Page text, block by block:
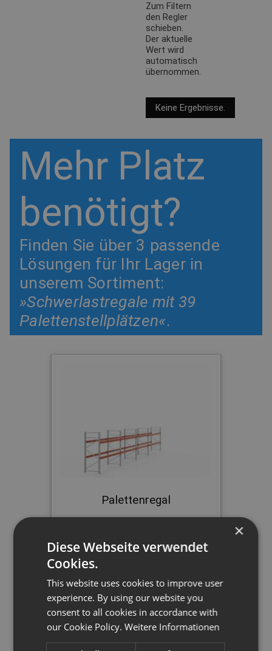
Zum Filtern
den Regler
schieben.
Der aktuelle
Wert wird
automatisch
übernommen.
Keine Ergebnisse.
Mehr Platz
benötigt?
Finden Sie über 3 passende
Lösungen für Ihr Lager in
unserem Sortiment:
»Schwerlastregale mit 39
Palettenstellplätzen«.
Palettenregal
Palettenplätze
1.277,90 €
×
Diese Webseite verwendet
Cookies.
This website uses cookies to improve user
experience. By using our website you
consent to all cookies in accordance with
our Cookie Policy. Weitere Informationen